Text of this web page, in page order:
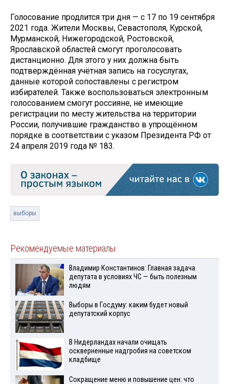
Голосование продлится три дня — с 17 по 19 сентября
2021 года. Жители Москвы, Севастополя, Курской,
Мурманской, Нижегородской, Ростовской,
Ярославской областей смогут проголосовать
дистанционно. Для этого у них должна быть
подтверждённая учётная запись на госуслугах,
данные которой сопоставлены с регистром
избирателей. Также воспользоваться электронным
голосованием смогут россияне, не имеющие
регистрации по месту жительства на территории
России, получившие гражданство в упрощённом
порядке в соответствии с указом Президента РФ от
24 апреля 2019 года № 183.
выборы
Рекомендуемые материалы
Владимир Константинов: Главная задача
депутата в условиях ЧС — быть полезным
людям
Выборы в Госдуму: каким будет новый
депутатский корпус
В Нидерландах начали очищать
оскверненные надгробия на советском
кладбище
Сокращение меню и повышение цен: что